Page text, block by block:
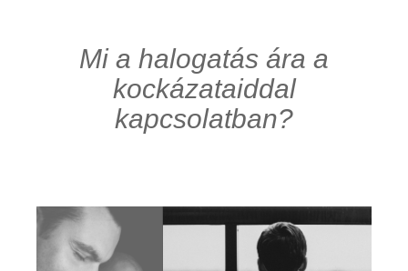
Mi a halogatás ára a
kockázataiddal
kapcsolatban?